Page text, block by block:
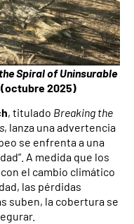
Spiral of Uninsurable
2025)
, titulado Breaking the
, lanza una advertencia
se enfrenta a una
A medida que los
el cambio climático
las pérdidas
suben, la cobertura se